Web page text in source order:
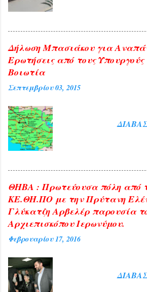
Δήλωση Μπασιάκου για
Ερωτήσεις από τους Υπουργούς
Βοιωτία
Σεπτεμβρίου 03, 2015
ΘΗΒΑ : Πρωτεύουσα πόλη από
ΚΕ.ΘΗ.ΠΟ με την Πρύτανη
Γλύκατζη Αρβελέρ παρουσία
Αρχιεπισκόπου Ιερωνύμου.
Φεβρουαρίου 17, 2016